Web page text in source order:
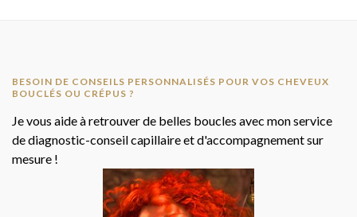
BESOIN DE CONSEILS PERSONNALISÉS POUR VOS CHEVEUX
BOUCLÉS OU CRÉPUS ?
Je vous aide à retrouver de belles boucles avec mon service
de diagnostic-conseil capillaire et d'accompagnement sur
mesure !